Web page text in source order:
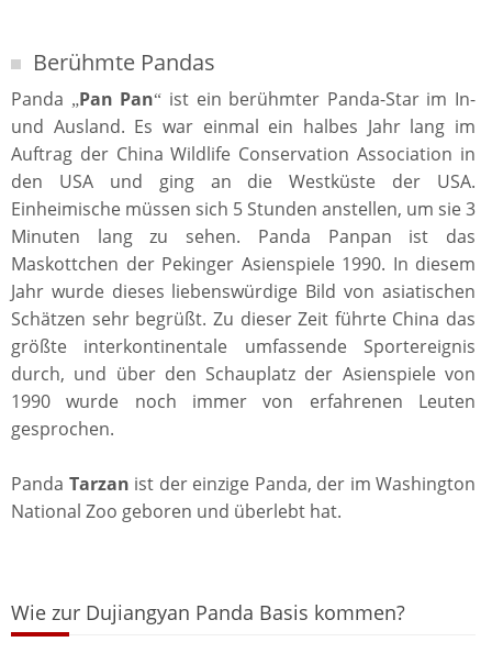
Berühmte Pandas
Panda „Pan Pan“ ist ein berühmter Panda-Star im In-
und Ausland. Es war einmal ein halbes Jahr lang im
Auftrag der China Wildlife Conservation Association in
den USA und ging an die Westküste der USA.
Einheimische müssen sich 5 Stunden anstellen, um sie 3
Minuten lang zu sehen. Panda Panpan ist das
Maskottchen der Pekinger Asienspiele 1990. In diesem
Jahr wurde dieses liebenswürdige Bild von asiatischen
Schätzen sehr begrüßt. Zu dieser Zeit führte China das
größte interkontinentale umfassende Sportereignis
durch, und über den Schauplatz der Asienspiele von
1990 wurde noch immer von erfahrenen Leuten
gesprochen.
Panda Tarzan ist der einzige Panda, der im Washington
National Zoo geboren und überlebt hat.
Wie zur Dujiangyan Panda Basis kommen?